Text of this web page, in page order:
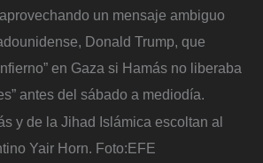
un mensaje ambiguo
Donald Trump, que
en Gaza si Hamás no liberaba
antes del sábado a mediodía.
y de la Jihad Islámica escoltan al
Yair Horn. Foto: EFE